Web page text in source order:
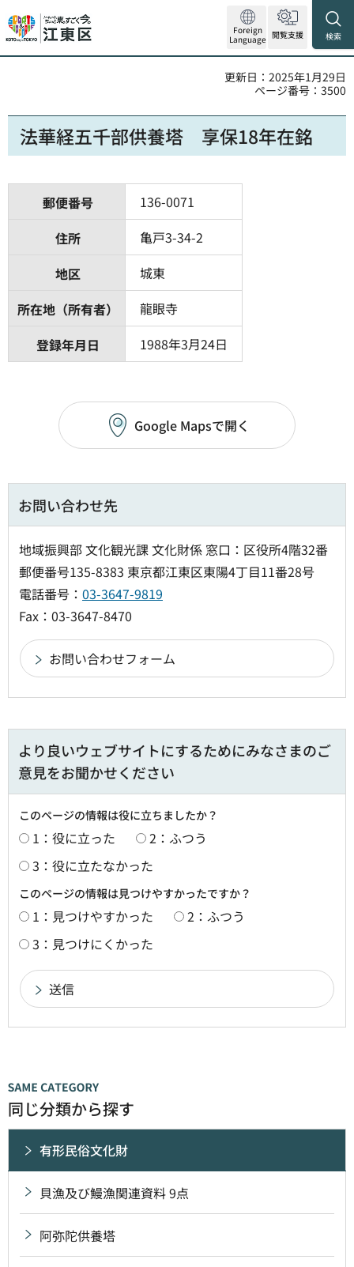
Foreign
Language 閲覧支援 検索
更新日：2025年1月29日
ページ番号：3500
法華経五千部供養塔 享保18年在銘
郵便番号
136-0071
住所
亀戸3-34-2
地区
城東
所在地（所有者）
龍眼寺
登録年月日
1988年3月24日
Google Mapsで開く
お問い合わせ先
地域振興部 文化観光課 文化財係 窓口：区役所4階32番
郵便番号135-8383 東京都江東区東陽4丁目11番28号
電話番号： 03-3647-9819
Fax：03-3647-8470
より良いウェブサイトにするためにみなさまのご
意見をお聞かせください
このページの情報は役に立ちましたか？
1：役に立った
2：ふつう
3：役に立たなかった
このページの情報は見つけやすかったですか？
1：見つけやすかった
2：ふつう
3：見つけにくかった
同じ分類から探す
有形民俗文化財
貝漁及び鰻漁関連資料 9点
阿弥陀供養塔